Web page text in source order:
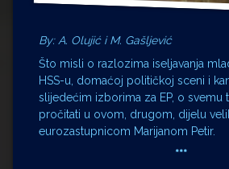
By: A. Olujić i M. Gašljević
Što misli o razlozima iseljavanja
HSS-u, domaćoj političkoj sceni i
slijedećim izborima za EP, o svemu
pročitati u ovom, drugom, dijelu
eurozastupnicom Marijanom Petir.
***